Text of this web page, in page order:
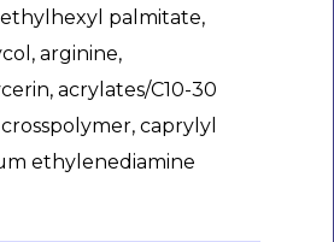
palmitate,
arginine,
acrylates/C10-30
caprylyl
ethylenediamine